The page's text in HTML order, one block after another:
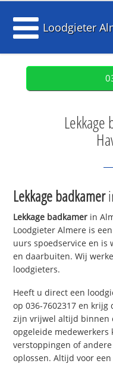
Loodgieter
Lekkage
Lekkage badkamer
Lekkage badkamer in
Loodgieter Almere is
uurs spoedservice en is
en daarbuiten. Wij
loodgieters.
Heeft u direct een
op 036-7602317 en
zijn vrijwel altijd binnen
opgeleide medewerkers
verstoppingen of
oplossen. Altijd voor